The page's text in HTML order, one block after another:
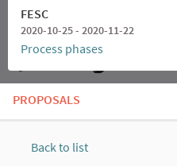
FESC
2020-10-25 - 2020-11-22
Process phases
PROPOSALS
Back to list